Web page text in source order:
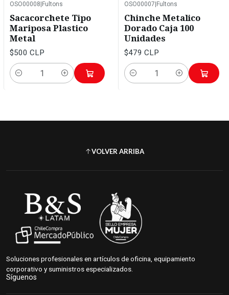
OSO00008 Fultons
Sacacorchete Tipo
Mariposa Plastico
Metal
$500 CLP
Cantidad
OSO00007 Fultons
Chinche Metalico
Dorado Caja 100
Unidades
$479 CLP
Cantidad
VOLVER ARRIBA
Soluciones profesionales en artículos de oficina, equipamiento
corporativo y suministros especializados.
Síguenos